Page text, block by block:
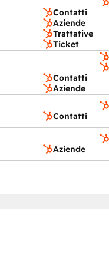
Contatti
Aziende
Trattative
Ticket
Contatti
Aziende
Contatti
Aziende